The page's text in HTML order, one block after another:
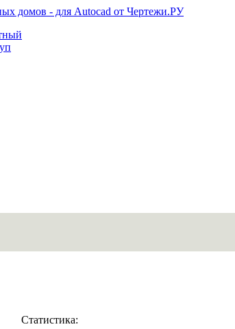
Статистика: